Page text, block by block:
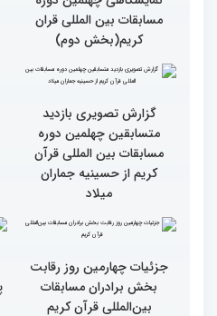
گزارش تصویری سومین روز
رقابت بخش بانوان چهلمین
دوره مسابقات بین المللی
قرآن کریم (بخش دوم)
گزارش تصویری حضور
مهمانان در غرفه های
نمایشگاهی چهلمین دوره
مسابقات بین المللی قران
کریم(بخش دوم)
گزارش تصویری بازدید